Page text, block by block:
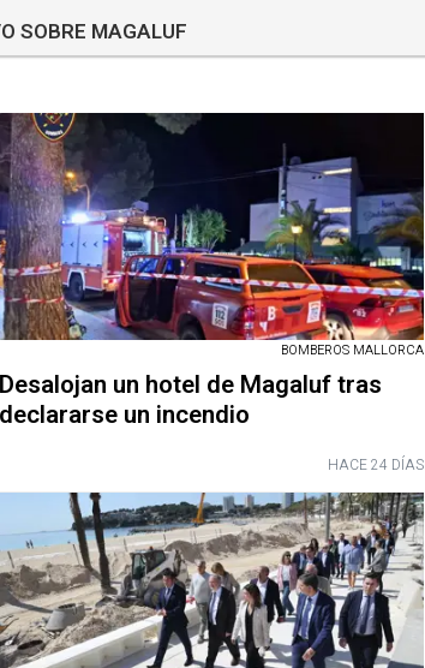
SOBRE MAGALUF
BOMBEROS MALLORCA
Desalojan un hotel de Magaluf tras
declararse un incendio
HACE 24 DÍAS